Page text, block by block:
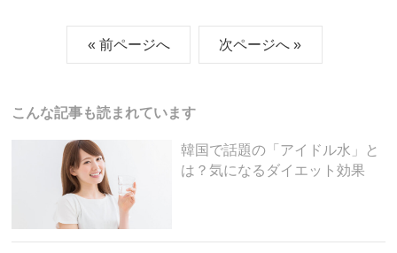
o
o
tt
er
e
e
n
ck
et
次ページへ »
« 前ページへ
こんな記事も読まれています
韓国で話題の「アイドル水」と
は？気になるダイエット効果